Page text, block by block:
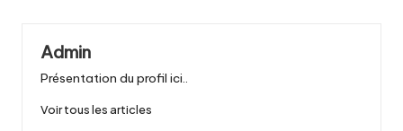
Admin
Présentation du profil ici..
Voir tous les articles